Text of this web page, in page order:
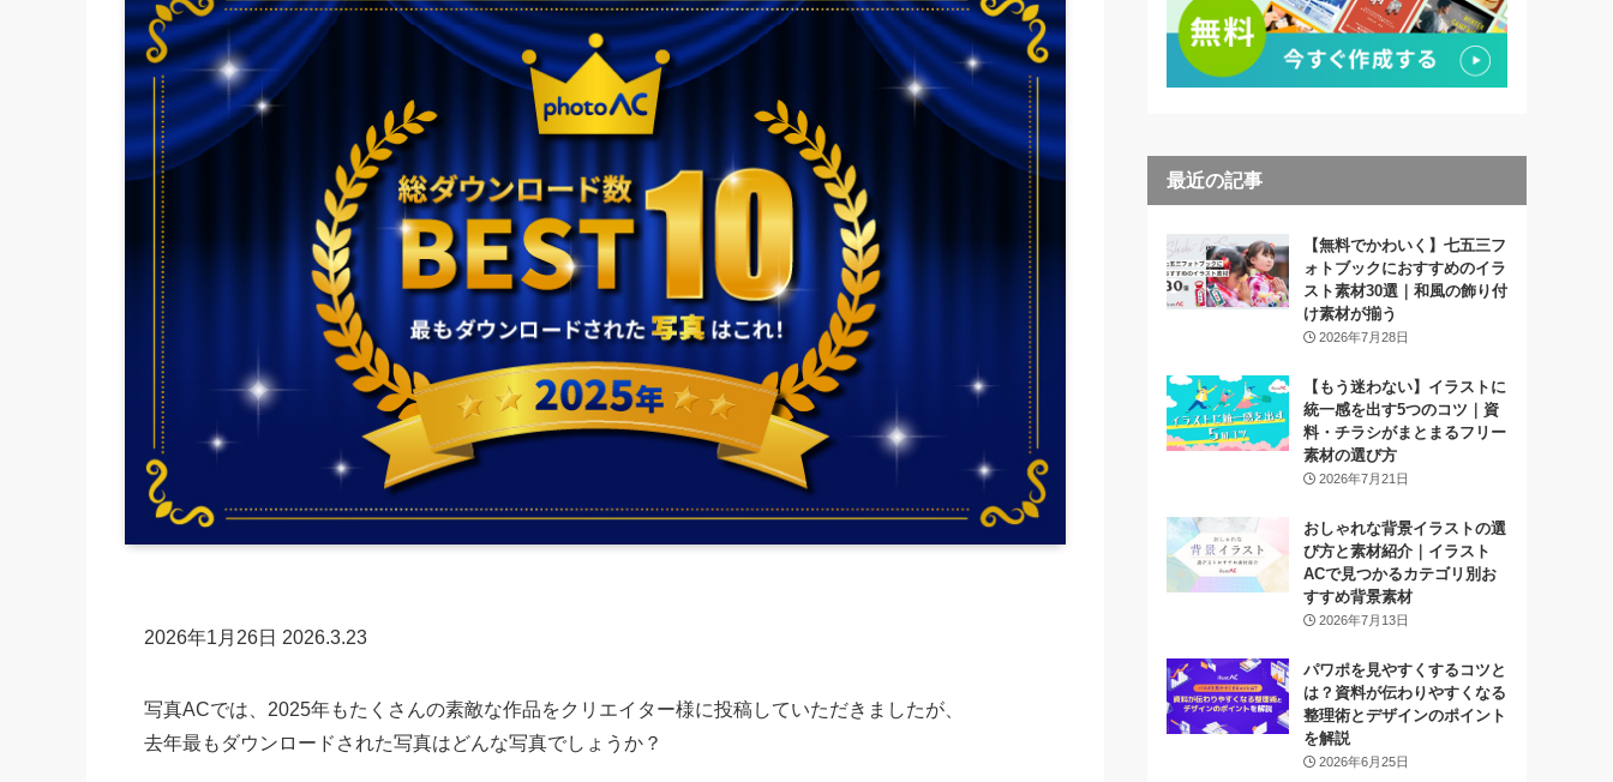
2026年1月26日 2026.3.23
写真ACでは、2025年もたくさんの素敵な作品をクリエイター様に投稿していただきましたが、
去年最もダウンロードされた写真はどんな写真でしょうか？
最近の記事
【無料でかわいく】七五三フ
ォトブックにおすすめのイラ
スト素材30選｜和風の飾り付
け素材が揃う
2026年7月28日
【もう迷わない】イラストに
統一感を出す5つのコツ｜資
料・チラシがまとまるフリー
素材の選び方
2026年7月21日
おしゃれな背景イラストの選
び方と素材紹介｜イラスト
ACで見つかるカテゴリ別お
すすめ背景素材
2026年7月13日
パワポを見やすくするコツと
は？資料が伝わりやすくなる
整理術とデザインのポイント
を解説
2026年6月25日